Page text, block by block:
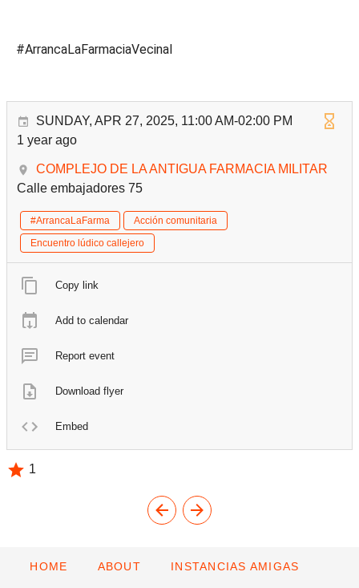
#ArrancaLaFarmaciaVecinal
SUNDAY, APR 27, 2025, 11:00 AM-02:00 PM
1 year ago
COMPLEJO DE LA ANTIGUA FARMACIA MILITAR
Calle embajadores 75
#ArrancaLaFarma
Acción comunitaria
Encuentro lúdico callejero
Copy link
Add to calendar
Report event
Download flyer
Embed
1
HOME ABOUT INSTANCIAS AMIGAS